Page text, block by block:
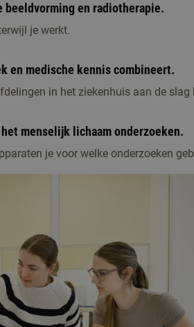
beeldvorming en radiotherapie.
je werkt.
en medische kennis combineert.
in het ziekenhuis aan de slag
menselijk lichaam onderzoeken.
je voor welke onderzoeken